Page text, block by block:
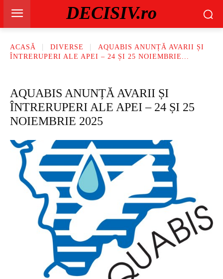
DECISIV.ro
ACASĂ DIVERSE
AQUABIS ANUNȚĂ AVARII ȘI
ÎNTRERUPERI ALE APEI – 24 ȘI 25 NOIEMBRIE...
AQUABIS ANUNȚĂ AVARII ȘI
ÎNTRERUPERI ALE APEI – 24 ȘI 25
NOIEMBRIE 2025